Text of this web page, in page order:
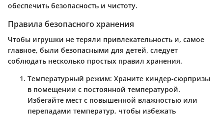
обеспечить безопасность и чистоту.
Правила безопасного хранения
Чтобы игрушки не теряли привлекательность и, самое
главное, были безопасными для детей, следует
соблюдать несколько простых правил хранения.
Температурный режим: Храните киндер-сюрпризы
в помещении с постоянной температурой.
Избегайте мест с повышенной влажностью или
перепадами температур, чтобы избежать